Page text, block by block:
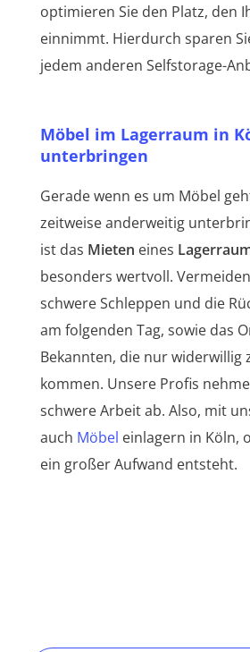
optimieren Sie den Platz, den
einnimmt. Hierdurch sparen
jedem anderen Selfstorage-
Möbel im Lagerraum in
unterbringen
Gerade wenn es um Möbel
zeitweise anderweitig
ist das Mieten eines
besonders wertvoll.
schwere Schleppen und die
am folgenden Tag, sowie das
Bekannten, die nur widerwillig
kommen. Unsere Profis
schwere Arbeit ab. Also, mit
auch Möbel einlagern in Köln,